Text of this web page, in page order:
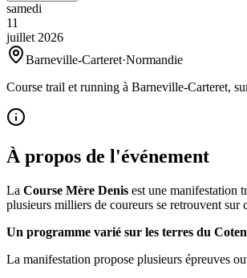
samedi
11
juillet 2026
Barneville-Carteret·Normandie
Course trail et running à Barneville-Carteret,
À propos de l'événement
La Course Mère Denis est une manifestation
plusieurs milliers de coureurs se retrouvent sur
Un programme varié sur les terres du
La manifestation propose plusieurs épreuves